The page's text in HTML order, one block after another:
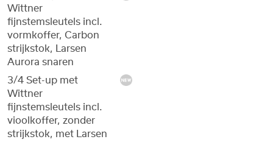
Wittner
fijnstemsleutels incl.
vormkoffer, Carbon
strijkstok, Larsen
Aurora snaren
3/4 Set-up met
Wittner
fijnstemsleutels incl.
vioolkoffer, zonder
strijkstok, met Larsen